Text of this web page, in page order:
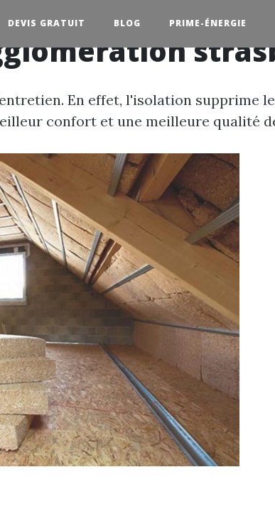
DEVIS GRATUIT BLOG PRIME-ÉNERGIE
En effet, l'isolation supprime
confort et une meilleure qualité